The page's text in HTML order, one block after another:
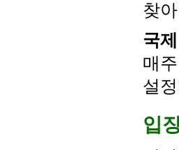
찾
국제
매
설
입